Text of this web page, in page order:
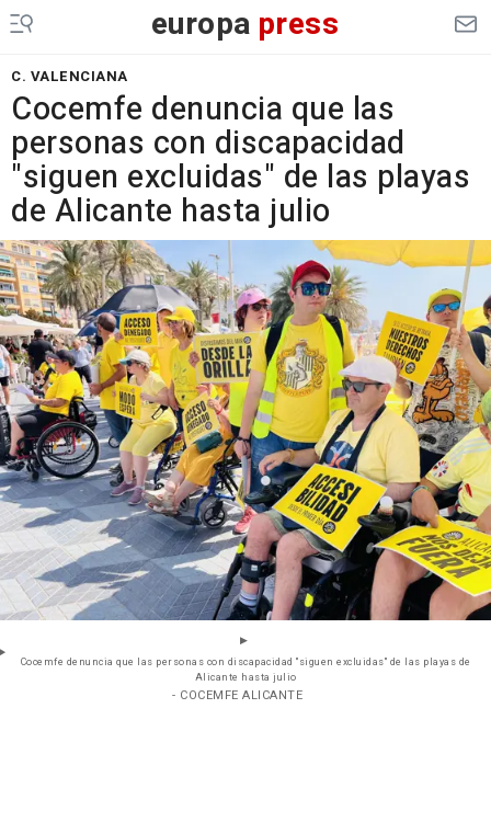
europa press
C. VALENCIANA
Cocemfe denuncia que las
personas con discapacidad
"siguen excluidas" de las playas
de Alicante hasta julio
Cocemfe denuncia que las personas con discapacidad "siguen excluidas" de las playas de
Alicante hasta julio
- COCEMFE ALICANTE